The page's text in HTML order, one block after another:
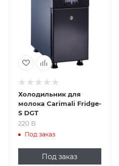
Холодильник для
молока Carimali Fridge-
S DGT
220 В
Под заказ
Под заказ